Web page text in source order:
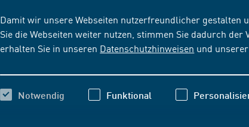
Damit wir unsere Webseiten nutzerfreundlicher gestalten
Sie die Webseiten weiter nutzen, stimmen Sie dadurch
erhalten Sie in unseren Datenschutzhinweisen und unserer
Notwendig Funktional